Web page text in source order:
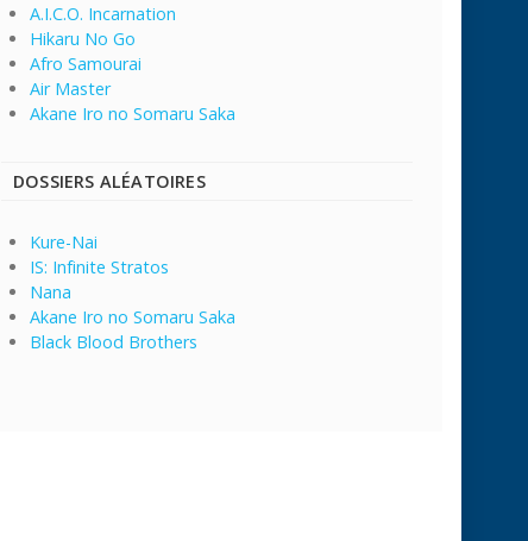
A.I.C.O. Incarnation
Hikaru No Go
Afro Samourai
Air Master
Akane Iro no Somaru Saka
DOSSIERS ALÉATOIRES
Kure-Nai
IS: Infinite Stratos
Nana
Akane Iro no Somaru Saka
Black Blood Brothers